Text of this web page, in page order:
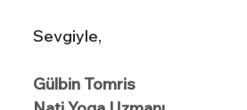
Sevgiyle,
Gülbin Tomris